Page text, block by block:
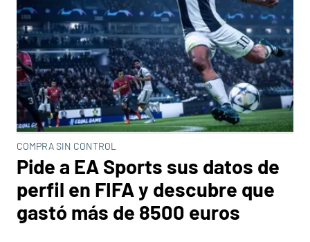
COMPRA SIN CONTROL
Pide a EA Sports sus datos de
perfil en FIFA y descubre que
gastó más de 8500 euros